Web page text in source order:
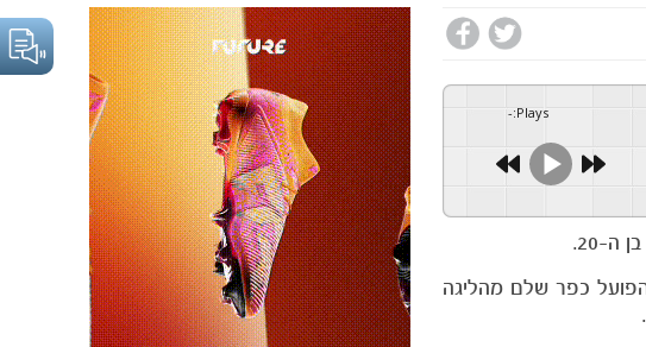
Plays
:
-
20.
והפועל כפר שלם מהליגה